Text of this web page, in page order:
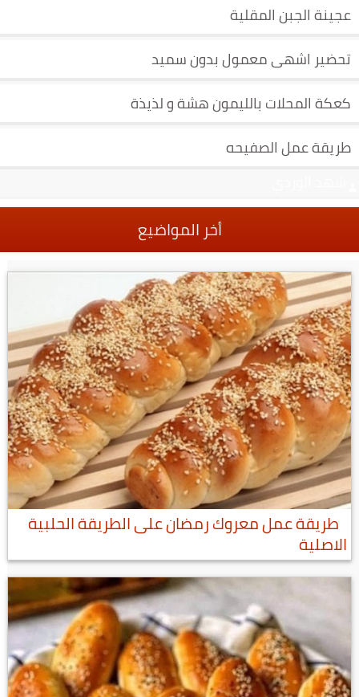
عجينة الجبن المقلية
تحضير اشهى معمول بدون سميد
كعكة المحلات بالليمون هشة و لذيذة
طريقة عمل الصفيحه
أخر المواضيع
طريقة عمل معروك رمضان على الطريقة الحلبية
الاصلية